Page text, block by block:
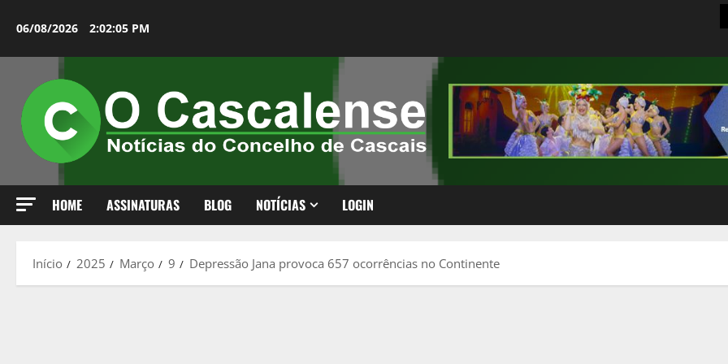
para06/08/2026 2:02:07 PM
HOME ASSINATURAS BLOG NOTÍCIAS LOGIN
Início 2025 Março 9 Depressão Jana provoca 657 ocorrências no Continente